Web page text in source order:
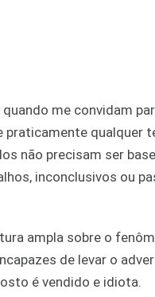
me convidam
qualquer
não precisam ser
inconclusivos ou
ampla sobre o
de levar o
é vendido e idiota.